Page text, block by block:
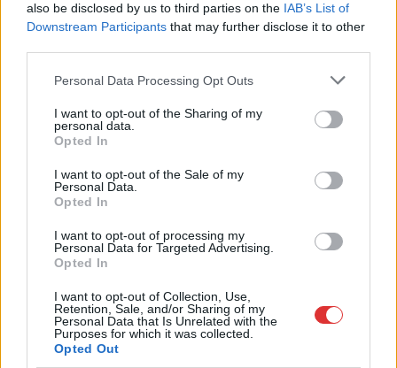
also be disclosed by us to third parties on the IAB’s List of
Downstream Participants that may further disclose it to other
Please note that this website/app uses one or more Google
not limited to your visit or usage behaviour. You may click to
grant or deny consent to Google and its third-party tags to
use your data for below specified purposes in below Google
consent section.
Personal Data Processing Opt Outs
I want to opt-out of the Sharing of my
personal data.
Opted In
I want to opt-out of the Sale of my
Personal Data.
Opted In
I want to opt-out of processing my
Personal Data for Targeted Advertising.
Opted In
I want to opt-out of Collection, Use,
Retention, Sale, and/or Sharing of my
Personal Data that Is Unrelated with the
Purposes for which it was collected.
Opted Out
2026.08.06. Kiss Lajos
Sok volt az igazolatlan hiányzás, Pócs János
kevesebbet vittek haza
A jászsági fideszes képviselő túl sokszor hiányzott
megúszta ahhoz...
JNSZ megyei hírek